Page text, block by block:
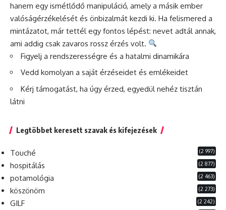
hanem egy ismétlődő manipuláció, amely a másik ember
valóságérzékelését és önbizalmát kezdi ki. Ha felismered a
mintázatot, már tettél egy fontos lépést: nevet adtál annak,
ami addig csak zavaros rossz érzés volt.
Figyelj a rendszerességre és a hatalmi dinamikára
Vedd komolyan a saját érzéseidet és emlékeidet
Kérj támogatást, ha úgy érzed, egyedül nehéz tisztán
látni
Legtöbbet keresett szavak és kifejezések
Touché (2 997)
hospitálás (2 877)
potamológia (2 463)
köszönöm (2 273)
GILF (2 242)